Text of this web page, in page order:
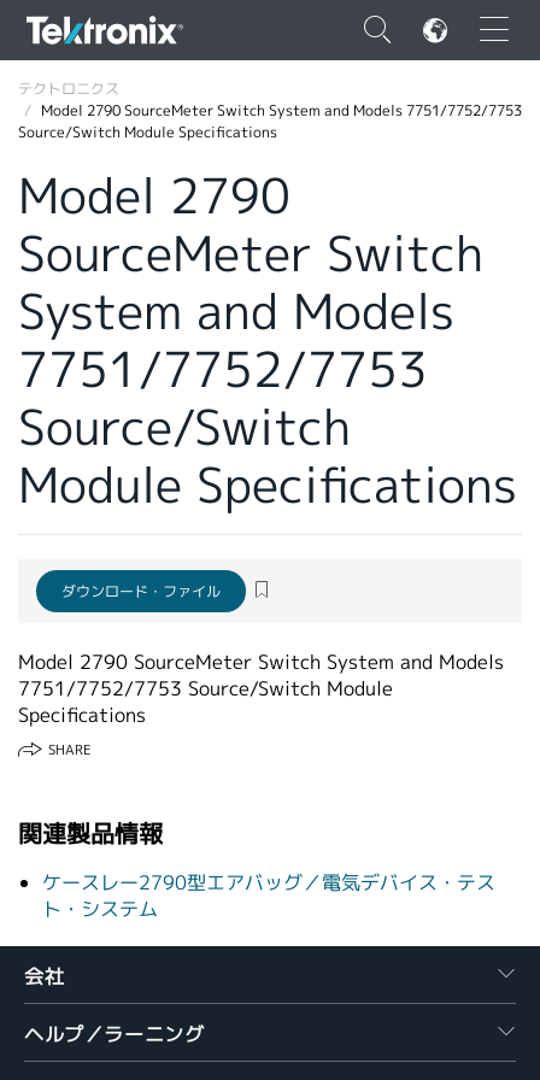
×
DEUTSCH
VIỆT NAM
简体中文
日本語
テクトロニクス
Model 2790 SourceMeter Switch System and Models 7751/7752/7753
Source/Switch Module Specifications
Model 2790
SourceMeter Switch
System and Models
7751/7752/7753
Source/Switch
Module Specifications
ダウンロード・ファイル
Model 2790 SourceMeter Switch System and Models
7751/7752/7753 Source/Switch Module
Specifications
SHARE
関連製品情報
ケースレー2790型エアバッグ／電気デバイス・テス
ト・システム
会社
ヘルプ／ラーニング